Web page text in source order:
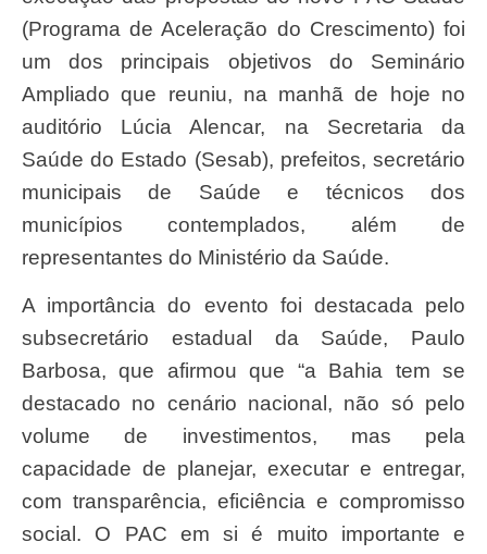
(Programa de Aceleração do Crescimento) foi
um dos principais objetivos do Seminário
Ampliado que reuniu, na manhã de hoje no
auditório Lúcia Alencar, na Secretaria da
Saúde do Estado (Sesab), prefeitos, secretário
municipais de Saúde e técnicos dos
municípios contemplados, além de
representantes do Ministério da Saúde.
A importância do evento foi destacada pelo
subsecretário estadual da Saúde, Paulo
Barbosa, que afirmou que “a Bahia tem se
destacado no cenário nacional, não só pelo
volume de investimentos, mas pela
capacidade de planejar, executar e entregar,
com transparência, eficiência e compromisso
social. O PAC em si é muito importante e